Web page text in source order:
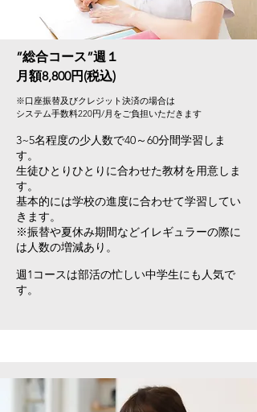
”総合コース”週１
月額8,800円(税込)
※口座振替及びクレジット決済の場合は
​システム手数料220円/月をご負担いただきます
3~5名程度の少人数で40～60分間学習しま
す。
生徒ひとりひとりに合わせた教材を用意しま
す。
​基本的には学校の進度に合わせて学習してい
きます。
※振替や夏休み期間などイレギュラーの際に
は人数の増減あり​。
​週1コースは部活の忙しい中学生にも人気で
す。